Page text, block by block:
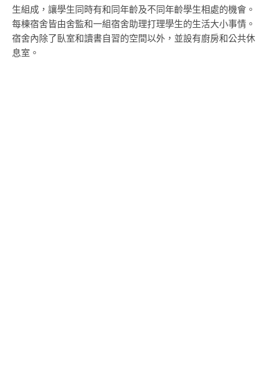
生組成，讓學生同時有和同年齡及不同年齡學生相處的機會。
每棟宿舍皆由舍監和一組宿舍助理打理學生的生活大小事情。
宿舍內除了臥室和讀書自習的空間以外，並設有廚房和公共休
息室。